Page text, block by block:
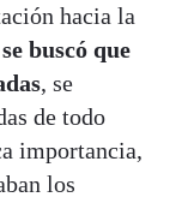
hacia la
se buscó que
, se
de todo
importancia,
los